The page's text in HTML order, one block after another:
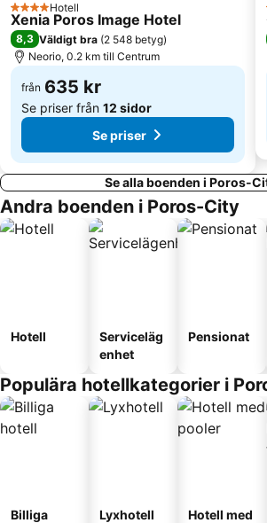
4 Stjärnor
Hotell
Xenia Poros Image Hotel
8,3 Väldigt bra (2 548 betyg)
Neorio, 0.2 km till Centrum
från 635 kr
Se priser från 12 sidor
Se priser
Se alla boenden i Poros-
Andra boenden i Poros-City
Hotell
Serviceläg
enhet
Pensionat
Populära hotellkategorier i
Billiga
Lyxhotell
Hotell med